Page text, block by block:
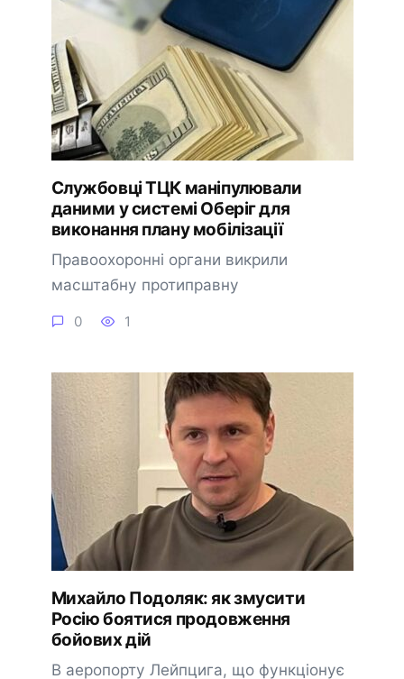
Службовці ТЦК маніпулювали
даними у системі Оберіг для
виконання плану мобілізації
Правоохоронні органи викрили
масштабну протиправну
0 1
Михайло Подоляк: як змусити
Росію боятися продовження
бойових дій
В аеропорту Лейпцига, що функціонує